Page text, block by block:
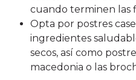
cuando terminen las
Opta por postres
ingredientes
secos, así como
macedonia o las